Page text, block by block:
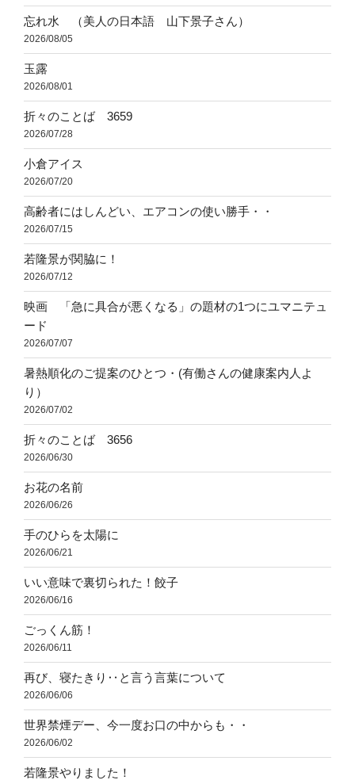
忘れ水 （美人の日本語 山下景子さん）
2026/08/05
玉露
2026/08/01
折々のことば 3659
2026/07/28
小倉アイス
2026/07/20
高齢者にはしんどい、エアコンの使い勝手・・
2026/07/15
若隆景が関脇に！
2026/07/12
映画 「急に具合が悪くなる」の題材の1つにユマニテュ
ード
2026/07/07
暑熱順化のご提案のひとつ・(有働さんの健康案内人よ
り）
2026/07/02
折々のことば 3656
2026/06/30
お花の名前
2026/06/26
手のひらを太陽に
2026/06/21
いい意味で裏切られた！餃子
2026/06/16
ごっくん筋！
2026/06/11
再び、寝たきり‥と言う言葉について
2026/06/06
世界禁煙デー、今一度お口の中からも・・
2026/06/02
若隆景やりました！